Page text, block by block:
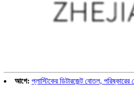
আগে: প্লাস্টিকের ডিটারজেন্ট বোতল,